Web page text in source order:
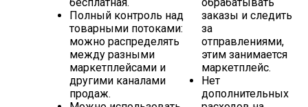
Полный контроль над
товарными потоками:
можно распределять
между разными
маркетплейсами и
другими каналами
продаж.
заказы и следить
за
отправлениями,
этим занимается
маркетплейс.
Нет
дополнительных